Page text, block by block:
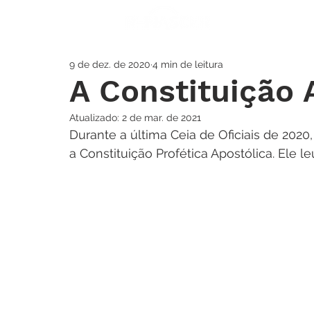
A Constituição
9 de dez. de 2020 4 min de leitura
Atualizado: 2 de mar. de 2021
Durante a última Ceia de Oficiais de
a Constituição Profética Apostólica. Ele